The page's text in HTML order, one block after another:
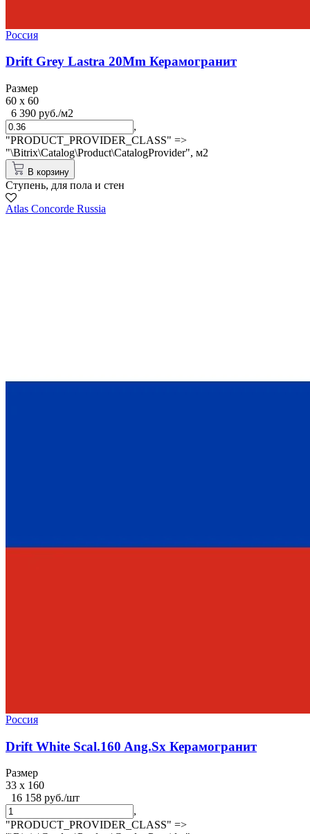
Россия
Drift Grey Lastra 20Mm Керамогранит
Размер
60 x 60
6 390 руб./м2
,
"PRODUCT_PROVIDER_CLASS" =>
"\Bitrix\Catalog\Product\CatalogProvider", м2
В корзину
Ступень, для пола и стен
Atlas Concorde Russia
Россия
Drift White Scal.160 Ang.Sx Керамогранит
Размер
33 x 160
16 158 руб./шт
,
"PRODUCT_PROVIDER_CLASS" =>